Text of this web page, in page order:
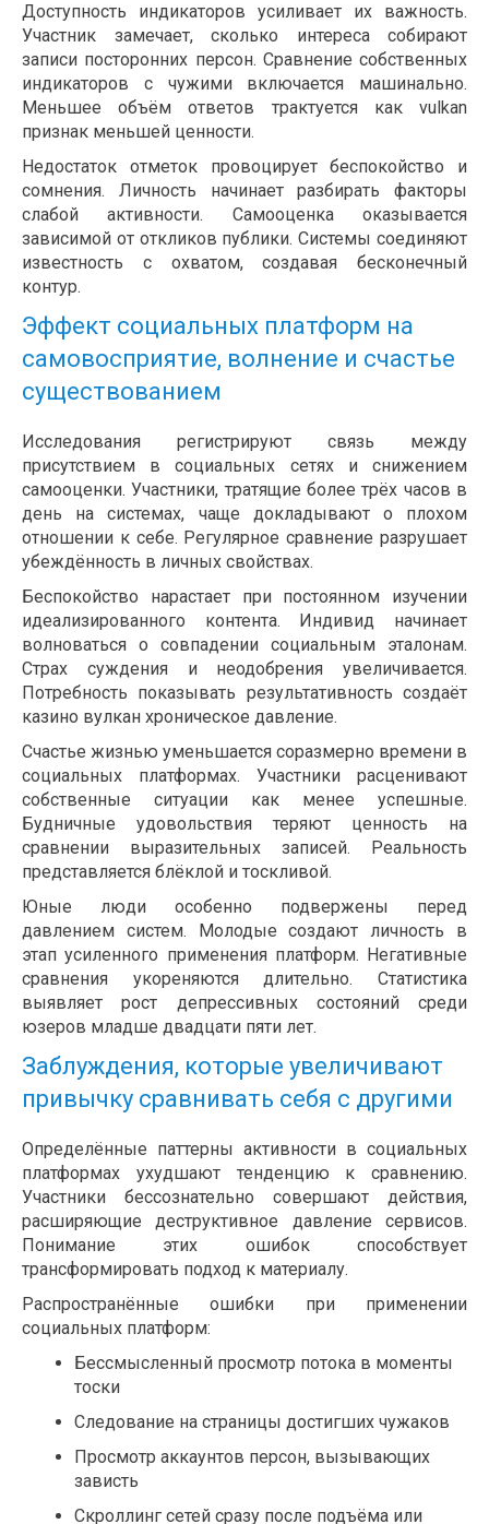
Доступность индикаторов усиливает их важность.
Участник замечает, сколько интереса собирают
записи посторонних персон. Сравнение собственных
индикаторов с чужими включается машинально.
Меньшее объём ответов трактуется как vulkan
признак меньшей ценности.
Недостаток отметок провоцирует беспокойство и
сомнения. Личность начинает разбирать факторы
слабой активности. Самооценка оказывается
зависимой от откликов публики. Системы соединяют
известность с охватом, создавая бесконечный
контур.
Эффект социальных платформ на
самовосприятие, волнение и счастье
существованием
Исследования регистрируют связь между
присутствием в социальных сетях и снижением
самооценки. Участники, тратящие более трёх часов в
день на системах, чаще докладывают о плохом
отношении к себе. Регулярное сравнение разрушает
убеждённость в личных свойствах.
Беспокойство нарастает при постоянном изучении
идеализированного контента. Индивид начинает
волноваться о совпадении социальным эталонам.
Страх суждения и неодобрения увеличивается.
Потребность показывать результативность создаёт
казино вулкан хроническое давление.
Счастье жизнью уменьшается соразмерно времени в
социальных платформах. Участники расценивают
собственные ситуации как менее успешные.
Будничные удовольствия теряют ценность на
сравнении выразительных записей. Реальность
представляется блёклой и тоскливой.
Юные люди особенно подвержены перед
давлением систем. Молодые создают личность в
этап усиленного применения платформ. Негативные
сравнения укореняются длительно. Статистика
выявляет рост депрессивных состояний среди
юзеров младше двадцати пяти лет.
Заблуждения, которые увеличивают
привычку сравнивать себя с другими
Определённые паттерны активности в социальных
платформах ухудшают тенденцию к сравнению.
Участники бессознательно совершают действия,
расширяющие деструктивное давление сервисов.
Понимание этих ошибок способствует
трансформировать подход к материалу.
Распространённые ошибки при применении
социальных платформ:
Бессмысленный просмотр потока в моменты
тоски
Следование на страницы достигших чужаков
Просмотр аккаунтов персон, вызывающих
зависть
Скроллинг сетей сразу после подъёма или